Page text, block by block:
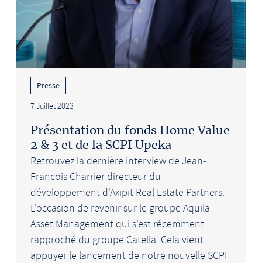
Presse
7 Juillet 2023
Présentation du fonds Home Value
2 & 3 et de la SCPI Upeka
Retrouvez la dernière interview de Jean-
Francois Charrier directeur du
développement d'Axipit Real Estate Partners.
L'occasion de revenir sur le groupe Aquila
Asset Management qui s'est récemment
rapproché du groupe Catella. Cela vient
appuyer le lancement de notre nouvelle SCPI